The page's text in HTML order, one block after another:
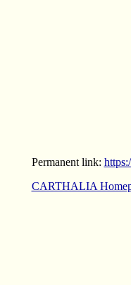
Permanent link:
CARTHALIA